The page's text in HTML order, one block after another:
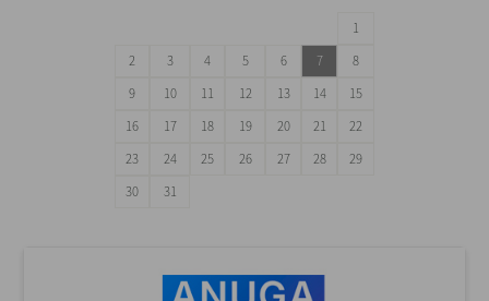
1
2
3 4 5 6 7
8
9
10 11 12 13 14
15
16
17 18 19 20 21
22
23
24 25 26 27 28
29
30
31